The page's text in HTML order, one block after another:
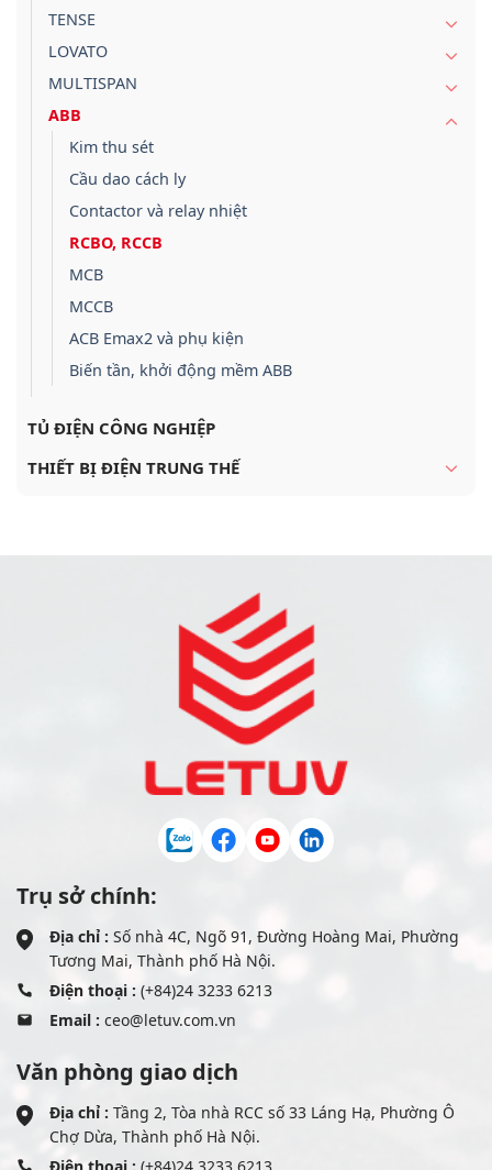
TENSE
LOVATO
MULTISPAN
ABB
Kim thu sét
Cầu dao cách ly
Contactor và relay nhiệt
RCBO, RCCB
MCB
MCCB
ACB Emax2 và phụ kiện
Biến tần, khởi động mềm ABB
TỦ ĐIỆN CÔNG NGHIỆP
THIẾT BỊ ĐIỆN TRUNG THẾ
Trụ sở chính:
Địa chỉ : Số nhà 4C, Ngõ 91, Đường Hoàng Mai, Phường
Tương Mai, Thành phố Hà Nội.
Điện thoại : (+84)24 3233 6213
Email : ceo@letuv.com.vn
Văn phòng giao dịch
Địa chỉ : Tầng 2, Tòa nhà RCC số 33 Láng Hạ, Phường Ô
Chợ Dừa, Thành phố Hà Nội.